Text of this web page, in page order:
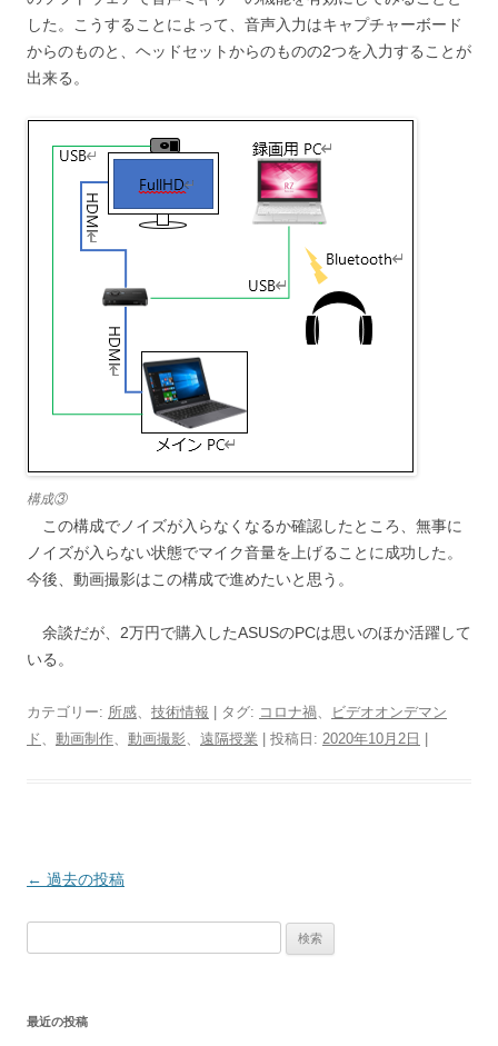
した。こうすることによって、音声入力はキャプチャーボード
からのものと、ヘッドセットからのものの2つを入力することが
出来る。
構成③
この構成でノイズが入らなくなるか確認したところ、無事に
ノイズが入らない状態でマイク音量を上げることに成功した。
今後、動画撮影はこの構成で進めたいと思う。
余談だが、2万円で購入したASUSのPCは思いのほか活躍して
いる。
カテゴリー: 所感、 技術情報 | タグ: コロナ禍、
ビデオオンデマン
ド 、 動画制作、 動画撮影、 遠隔授業 | 投稿日: 2020年10月2日
投
← 過去の投稿
最近の投稿